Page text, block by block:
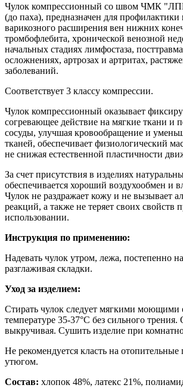
Чулок компрессионный со швом ЧМК
(до паха), предназначен для профилактики
варикозного расширения вен нижних
тромбофлебита, хронической венозной
начальных стадиях лимфостаза,
осложнениях, артрозах и артритах,
заболеваний.
Соответствует 3 классу компрессии.
Чулок компрессионный оказывает
согревающее действие на мягкие ткани и
сосуды, улучшая кровообращение и
тканей, обеспечивает физиологический
не снижая естественной пластичности
За счет присутствия в изделиях
обеспечивается хороший воздухообмен и
Чулок не раздражает кожу и не вызывает
реакций, а также не теряет своих свойств
использовании.
Инструкция по применению:
Надевать чулок утром, лежа, постепенно
разглаживая складки.
Уход за изделием:
Стирать чулок следует мягкими моющими
температуре 35-37°C без сильного
выкручивая. Сушить изделие при
Не рекомендуется класть на
утюгом.
Состав: хлопок 48%, латекс 21%,